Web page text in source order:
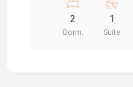
em vidro. Dispõe de
cozinha com armário e
condomínio oferece
2
Dorm.
1
Suite